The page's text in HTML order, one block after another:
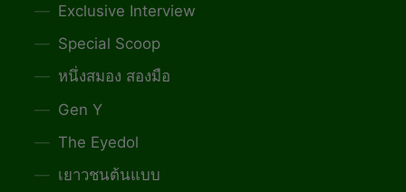
Exclusive Interview
Special Scoop
หนึ่งสมอง สองมือ
Gen Y
The Eyedol
เยาวชนต้นแบบ